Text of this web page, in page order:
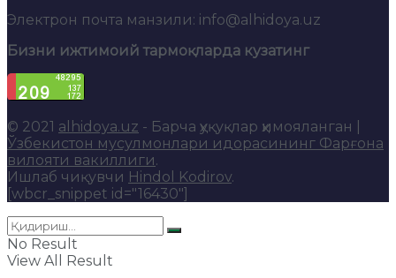
Электрон почта манзили: info@alhidoya.uz
Бизни ижтимоий тармоқларда кузатинг
© 2021 alhidoya.uz - Барча ҳуқуқлар ҳимояланган |
Ўзбекистон мусулмонлари идорасининг Фарғона
вилояти вакиллиги.
Ишлаб чиқувчи Hindol Kodirov.
[wbcr_snippet id="16430"]
No Result
View All Result